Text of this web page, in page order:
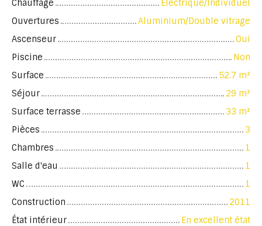
Chauffage
Electrique/Individuel
Ouvertures
Aluminium/Double vitrage
Ascenseur
Oui
Piscine
Non
Surface
52.7 m²
Séjour
29 m²
Surface terrasse
33 m²
Pièces
3
Chambres
1
Salle d'eau
1
WC
1
Construction
2011
État intérieur
En excellent état